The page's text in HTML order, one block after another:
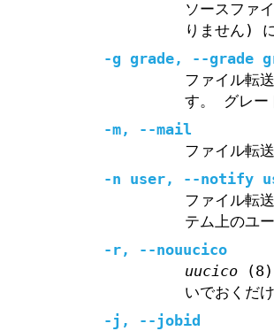
ソースファ
りません)
-g grade, --grade
ファイル転
す。 グレー
-m, --mail
ファイル転
-n user, --notify
ファイル転
テム上のユ
-r, --nouucico
uucico(8)
いでおくだけ
-j, --jobid